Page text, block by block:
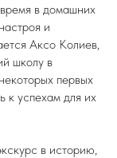
в домашних
и
Аксо Колиев,
школу в
первых
к успехам для их
в историю,